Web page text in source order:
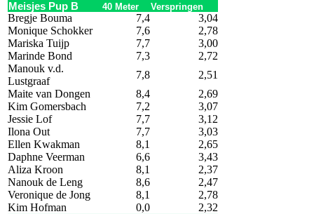
Meisjes Pup B 40 Meter Verspringen
Bregje Bouma 7,4
3,04
Monique Schokker
7,6
2,78
Mariska Tuijp
7,7
3,00
Marinde Bond
7,3
2,72
Manouk v.d.
Lustgraaf
7,8
2,51
Maite van Dongen
8,4
2,69
Kim Gomersbach
7,2
3,07
Jessie Lof
7,7
3,12
Ilona Out
7,7
3,03
Ellen Kwakman
8,1
2,65
Daphne Veerman
6,6
3,43
Aliza Kroon
8,1
2,37
Nanouk de Leng
8,6
2,47
Veronique de Jong
8,1
2,78
Kim Hofman
0,0 2,32